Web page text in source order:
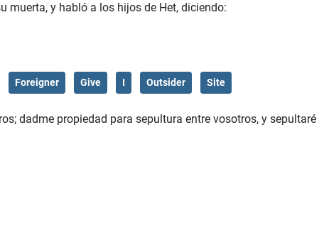
muerta, y habló a los hijos de Het, diciendo:
Foreigner Give I Outsider Site
dadme propiedad para sepultura entre vosotros, y sepultaré